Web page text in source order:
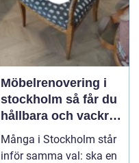
målning eller annan
behandling. Här31 juli
Möbelrenovering i
stockholm så får du
hållbara och vackra
möbler
Många i Stockholm står
inför samma val: ska en